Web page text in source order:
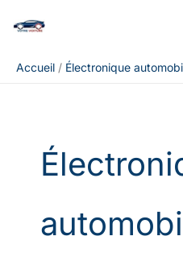
Accueil
Électronique